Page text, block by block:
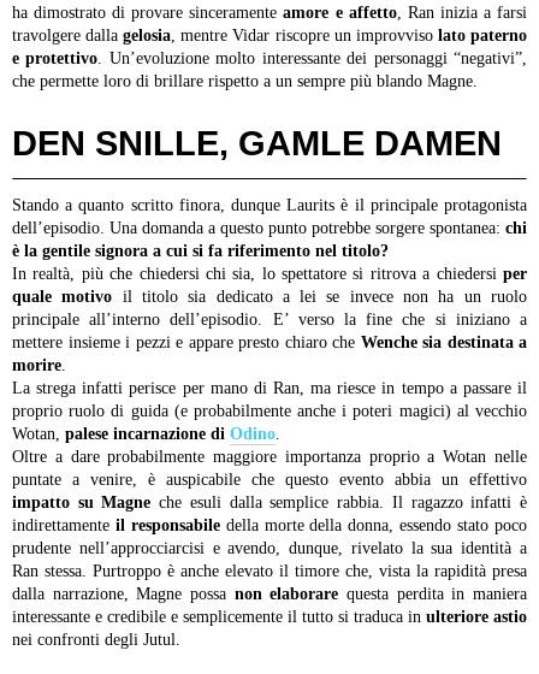
ha dimostrato di provare sinceramenteamore e affetto, Ran inizia a farsi
travolgere dallagelosia , mentre Vidar riscopre un improvviso lato paterno
e protettivo . Un’evoluzione molto interessante dei personaggi “negativi”,
che permette loro di brillare rispetto a un sempre più blando Magne.
DEN SNILLE, GAMLE DAMEN
Stando a quanto scritto finora, dunque Laurits è il principale protagonista
dell’episodio. Una domanda a questo punto potrebbe sorgere spontanea: chi
è la gentile signora a cui si fa riferimento nel titolo?
In realtà, più che chiedersi chi sia, lo spettatore si ritrova a chiedersi per
quale motivo il titolo sia dedicato a lei se invece non ha un ruolo
principale all’interno dell’episodio. E’ verso la fine che si iniziano a
mettere insieme i pezzi e appare presto chiaro che Wenche sia destinata a
morire
La strega infatti perisce per mano di Ran, ma riesce in tempo a passare il
proprio ruolo di guida (e probabilmente anche i poteri magici) al vecchio
Wotan, palese incarnazione di Odino
Oltre a dare probabilmente maggiore importanza proprio a Wotan nelle
puntate a venire, è auspicabile che questo evento abbia un effettivo
impatto su Magne che esuli dalla semplice rabbia. Il ragazzo infatti è
indirettamente il responsabiledella morte della donna, essendo stato poco
prudente nell’approcciarcisi e avendo, dunque, rivelato la sua identità a
Ran stessa. Purtroppo è anche elevato il timore che, vista la rapidità presa
dalla narrazione, Magne possa non elaborare questa perdita in maniera
interessante e credibile e semplicemente il tutto si traduca in ulteriore astio
nei confronti degli Jutul.